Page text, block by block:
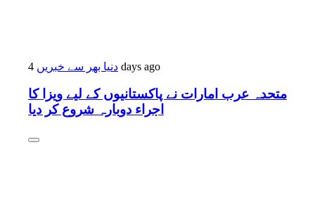
دنیا بھر سے خبریں 4 days ago
متحدہ عرب امارات نے پاکستانیوں کے لیے ویزا کا
اجراء دوبارہ شروع کر دیا